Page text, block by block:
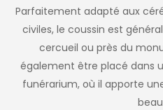
Parfaitement adapté aux
civiles, le coussin est
cercueil ou près du
également être placé dans
funérarium, où il apporte